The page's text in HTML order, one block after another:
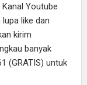
Youtube
like dan
kirim
banyak
(GRATIS) untuk